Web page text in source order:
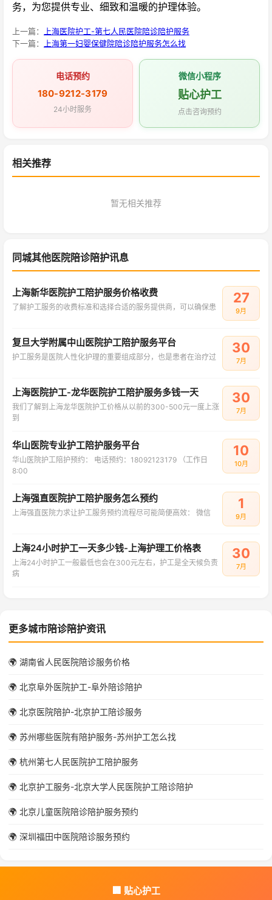
务，为您提供专业、细致和温暖的护理体验。
上一篇：
上海医院护工-第七人民医院陪诊陪护服务
下一篇：
上海第一妇婴保健院陪诊陪护服务怎么找
电话预约
180-9212-3179
24小时服务
微信小程序
贴心护工
点击咨询预约
相关推荐
暂无相关推荐
同城其他医院陪诊陪护讯息
上海新华医院护工陪护服务价格收费
了解护工服务的收费标准和选择合适的服务提供商，可以确保患
27
9月
复旦大学附属中山医院护工陪护服务平台
护工服务是医院人性化护理的重要组成部分，也是患者在治疗过
30
7月
上海医院护工-龙华医院护工陪护服务多钱一天
我们了解到上海龙华医院护工价格从以前的300-500元一度上涨
到
30
7月
华山医院专业护工陪护服务平台
华山医院护工陪护预约： 电话预约：18092123179 （工作日
8:00
10
10月
上海强直医院护工陪护服务怎么预约
上海强直医院力求让护工服务预约流程尽可能简便高效： 微信
1
9月
上海24小时护工一天多少钱-上海护理工价格表
上海24小时护工一般最低也会在300元左右，护工是全天候负责
病
30
7月
更多城市陪诊陪护资讯
🌍 湖南省人民医院陪诊服务价格
🌍 北京阜外医院护工-阜外陪诊陪护
🌍 北京医院陪护-北京护工陪诊服务
🌍 苏州哪些医院有陪护服务-苏州护工怎么找
🌍 杭州第七人民医院护工陪护服务
🌍 北京护工服务-北京大学人民医院护工陪诊陪护
🌍 北京儿童医院陪诊陪护服务预约
🌍 深圳福田中医院陪诊服务预约
🏢 贴心护工